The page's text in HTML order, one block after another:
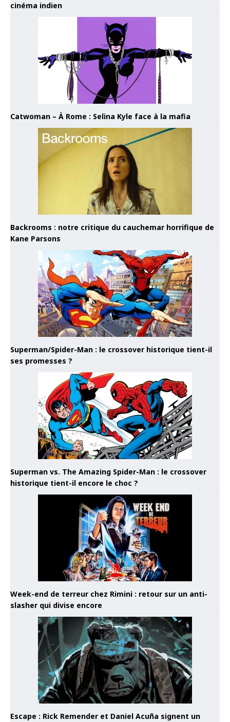
cinéma indien
Catwoman – À Rome : Selina Kyle face à la mafia
Backrooms : notre critique du cauchemar horrifique de
Kane Parsons
Superman/Spider-Man : le crossover historique tient-il
ses promesses ?
Superman vs. The Amazing Spider-Man : le crossover
historique tient-il encore le choc ?
Week-end de terreur chez Rimini : retour sur un anti-
slasher qui divise encore
Escape : Rick Remender et Daniel Acuña signent un